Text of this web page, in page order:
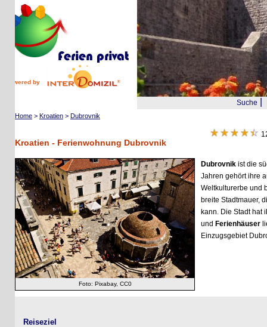
by
Suche|
Home>Kroatien>Dubrovnik
Kroatien - Ferienwohnung Dubrovnik
12
Foto: Pixabay, CC0
Dubrovnikist die
Jahren gehört ihre
Weltkulturerbe und
breite Stadtmauer, die
kann. Die Stadt hat ihre
und Ferienhäuserliegen
Einzugsgebiet
Reiseziel